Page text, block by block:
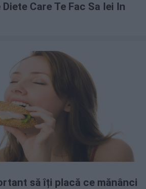
Care Te Fac Sa Iei In
să îți placă ce mănânci